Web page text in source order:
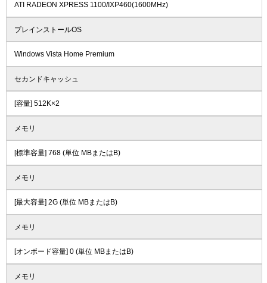
ATI RADEON XPRESS 1100/IXP460(1600MHz)
プレインストールOS
Windows Vista Home Premium
セカンドキャッシュ
[容量] 512K×2
メモリ
[標準容量] 768 (単位 MBまたはB)
メモリ
[最大容量] 2G (単位 MBまたはB)
メモリ
[オンボード容量] 0 (単位 MBまたはB)
メモリ